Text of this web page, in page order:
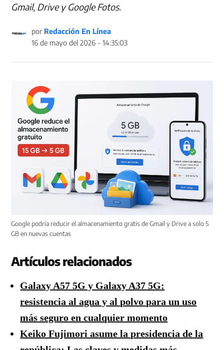
Gmail, Drive y Google Fotos.
por Redacción En Línea
16 de mayo del 2026 - 14:35:03
Google podría reducir el almacenamiento gratis de Gmail y Drive a solo 5
GB en nuevas cuentas
Artículos relacionados
Galaxy A57 5G y Galaxy A37 5G:
resistencia al agua y al polvo para un uso
más seguro en cualquier momento
Keiko Fujimori asume la presidencia de la